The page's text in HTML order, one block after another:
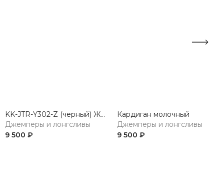
KK-JTR-Y302-Z (черный) Жакет женский трикотажный
Джемперы и лонгсливы
9 500 ₽
Кардиган молочный
Джемперы и лонгсливы
9 500 ₽